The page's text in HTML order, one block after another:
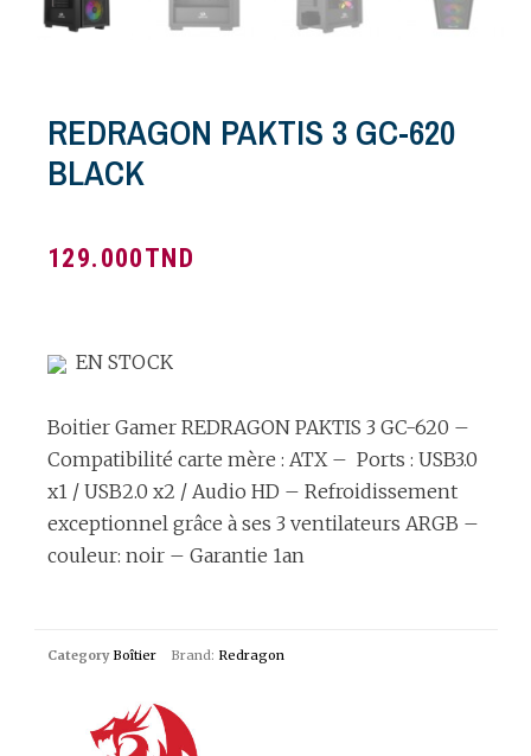
REDRAGON PAKTIS 3 GC-620
BLACK
129.000TND
EN STOCK
Boitier Gamer REDRAGON PAKTIS 3 GC-620 –
Compatibilité carte mère : ATX – Ports : USB3.0
x1 / USB2.0 x2 / Audio HD – Refroidissement
exceptionnel grâce à ses 3 ventilateurs ARGB –
couleur: noir – Garantie 1an
Category Boîtier Brand: Redragon